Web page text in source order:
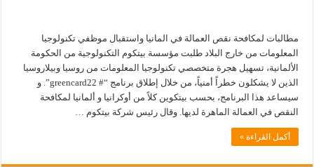
مطالبات لمكافحة نقص العمالة في المانيا واستقبال موظفي تكنولوجيا
المعلومات من خارج البلاد طلبت مؤسسة بيتكوم التكنولوجية من الحكومة
الألمانية، تسهيل هجرة متخصصي تكنولوجيا المعلومات من روسيا وبيلاروسيا
الذين لا يشكلون خطراً أمنياً، من خلال إطلاق برنامج “# greencard22”. و
سيساعد هذا البرنامج، بحسب بيتكوين كلاً من أوكرانيا و ألمانيا لمكافحة
النقص في العمالة الماهرة لديها. وقال رئيس شركة بيتكوم …
أكمل القراءة »